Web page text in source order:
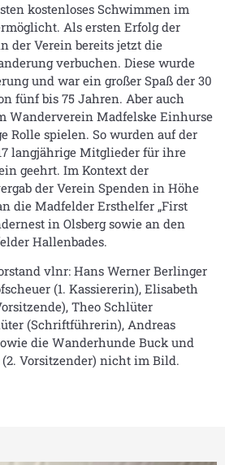
kostenloses Schwimmen im
Als ersten Erfolg der
der Verein bereits jetzt die
verbuchen. Diese wurde
und war ein großer Spaß der 30
fünf bis 75 Jahren. Aber auch
Wanderverein Madfelske Einhurse
Rolle spielen. So wurden auf der
langjährige Mitglieder für ihre
geehrt. Im Kontext der
der Verein Spenden in Höhe
die Madfelder Ersthelfer „First
in Olsberg sowie an den
Hallenbades.
vlnr: Hans Werner Berlinger
(1. Kassiererin), Elisabeth
Theo Schlüter
(Schriftführerin), Andreas
die Wanderhunde Buck und
Vorsitzender) nicht im Bild.